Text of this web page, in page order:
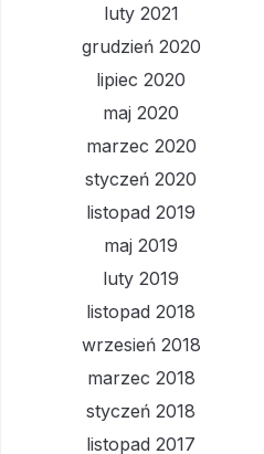
luty 2021
grudzień 2020
lipiec 2020
maj 2020
marzec 2020
styczeń 2020
listopad 2019
maj 2019
luty 2019
listopad 2018
wrzesień 2018
marzec 2018
styczeń 2018
listopad 2017